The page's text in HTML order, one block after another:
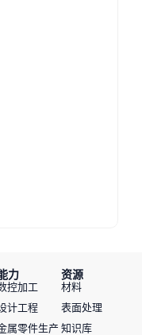
力
控加工
计工程
属零件生产
资源
材料
表面处理
知识库